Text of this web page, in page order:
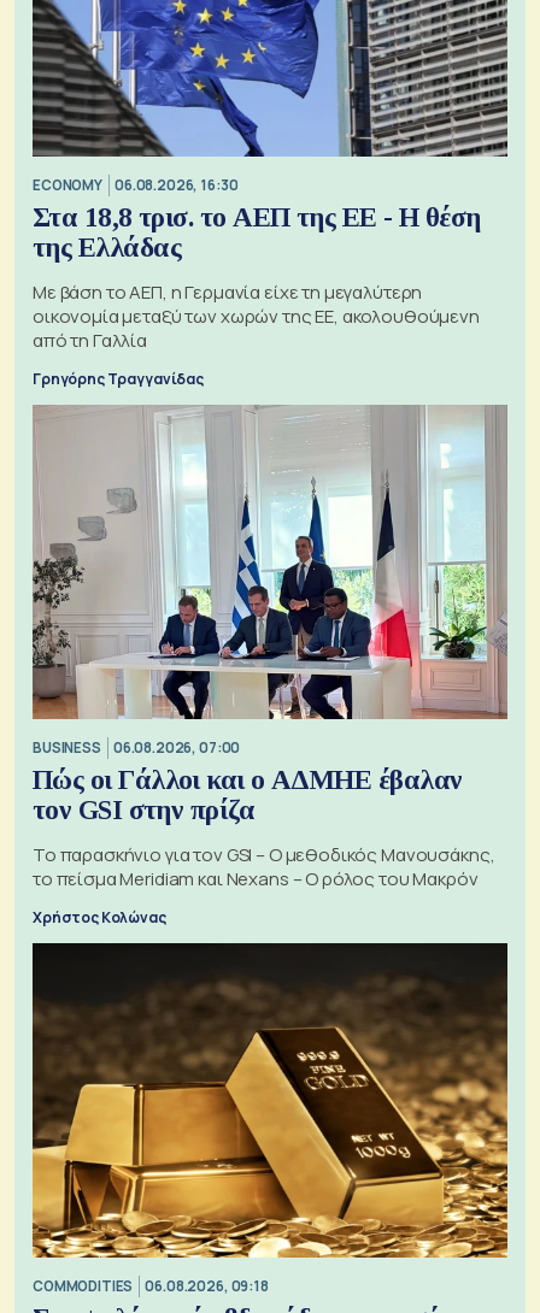
ECONOMY 06.08.2026, 16:30
Στα 18,8 τρισ. το ΑΕΠ της ΕΕ - Η θέση
της Ελλάδας
Με βάση το ΑΕΠ, η Γερμανία είχε τη μεγαλύτερη
οικονομία μεταξύ των χωρών της ΕΕ, ακολουθούμενη
από τη Γαλλία
Γρηγόρης Τραγγανίδας
BUSINESS 06.08.2026, 07:00
Πώς οι Γάλλοι και ο ΑΔΜΗΕ έβαλαν
τον GSI στην πρίζα
Το παρασκήνιο για τον GSI – Ο μεθοδικός Μανουσάκης,
το πείσμα Meridiam και Nexans – Ο ρόλος του Μακρόν
Χρήστος Κολώνας
COMMODITIES 06.08.2026, 09:18